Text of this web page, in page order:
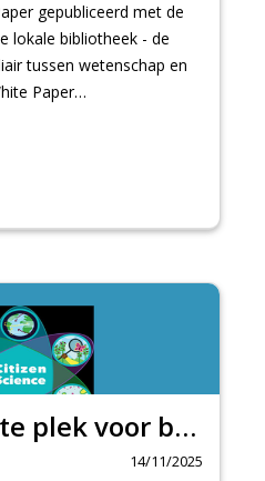
gepubliceerd met de
lokale bibliotheek - de
tussen wetenschap en
Paper…
Naar een vaste plek voor burgerwetenschap in het netwerk van openbare bibliotheken
14/11/2025